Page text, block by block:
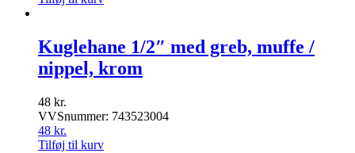
Kuglehane 1/2″ med greb, muffe /
nippel, krom
48 kr.
VVSnummer: 743523004
48 kr.
Tilføj til kurv